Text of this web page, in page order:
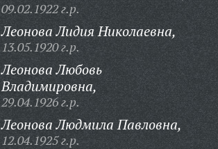
09.02.1922 г.р.
Леонова Лидия Николаевна,
13.05.1920 г.р.
Леонова Любовь
Владимировна,
29.04.1926 г.р.
Леонова Людмила Павловна,
12.04.1925 г.р.